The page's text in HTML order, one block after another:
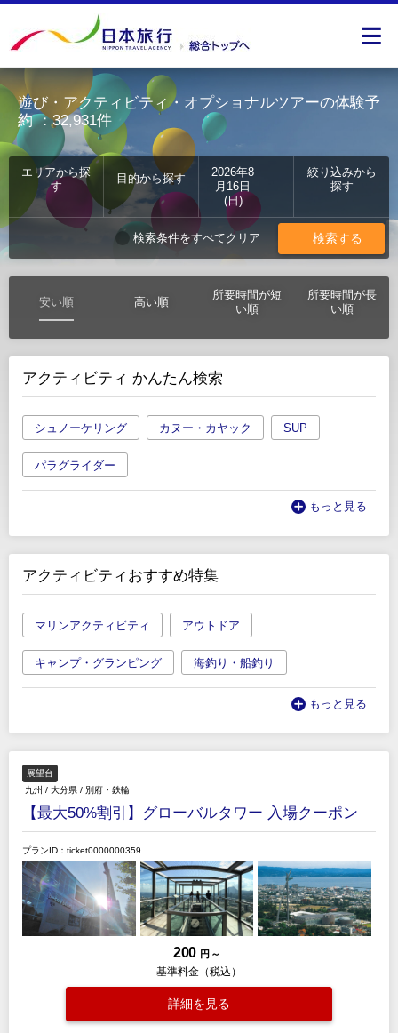
遊び・アクティビティ・オプショナルツアーの体験予
約：32,931件
エリアから探
す
目的から探す
2026年8
月16日
(日)
絞り込みから
探す
検索する
検索条件をすべてクリア
安い順 高い順
所要時間が短
い順
所要時間が長
い順
アクティビティ かんたん検索
シュノーケリング カヌー・カヤック SUP
パラグライダー
もっと見る
アクティビティおすすめ特集
マリンアクティビティ アウトドア
キャンプ・グランピング 海釣り・船釣り
もっと見る
展望台
九州 / 大分県 / 別府・鉄輪
【最大50%割引】グローバルタワー 入場クーポン
プランID：ticket0000000359
200 円 ～
基準料金（税込）
詳細を見る